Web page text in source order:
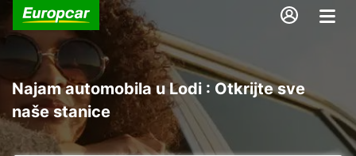
Najam automobila u Lodi : Otkrijte sve
naše stanice